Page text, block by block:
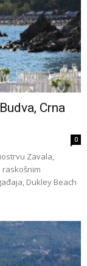
Crna
0
Zavala,
Dukley Beach